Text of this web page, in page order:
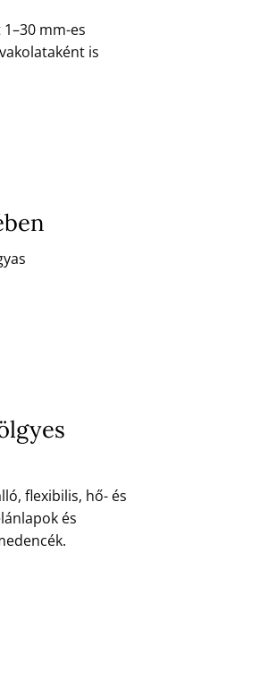
mm-es
is
flexibilis, hő- és
és